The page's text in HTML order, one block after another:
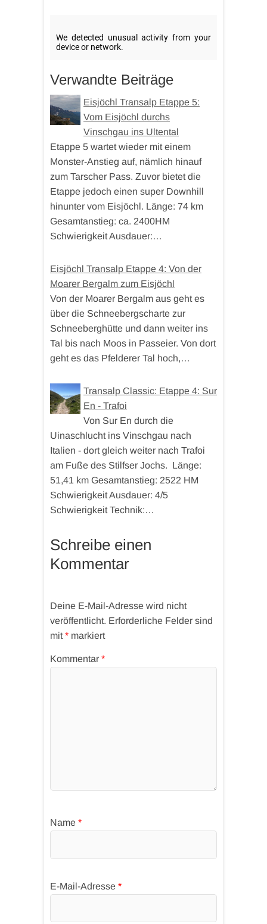
Verwandte Beiträge
Eisjöchl Transalp Etappe 5:
Vom Eisjöchl durchs
Vinschgau ins Ultental
Etappe 5 wartet wieder mit einem
Monster-Anstieg auf, nämlich hinauf
zum Tarscher Pass. Zuvor bietet die
Etappe jedoch einen super Downhill
hinunter vom Eisjöchl. Länge: 74 km
Gesamtanstieg: ca. 2400HM
Schwierigkeit Ausdauer:…
Eisjöchl Transalp Etappe 4: Von der
Moarer Bergalm zum Eisjöchl
Von der Moarer Bergalm aus geht es
über die Schneebergscharte zur
Schneeberghütte und dann weiter ins
Tal bis nach Moos in Passeier. Von dort
geht es das Pfelderer Tal hoch,…
Transalp Classic: Etappe 4: Sur
En - Trafoi
Von Sur En durch die
Uinaschlucht ins Vinschgau nach
Italien - dort gleich weiter nach Trafoi
am Fuße des Stilfser Jochs. Länge:
51,41 km Gesamtanstieg: 2522 HM
Schwierigkeit Ausdauer: 4/5
Schwierigkeit Technik:…
Schreibe einen
Kommentar
Deine E-Mail-Adresse wird nicht
veröffentlicht. Erforderliche Felder sind
mit * markiert
Kommentar *
Name *
E-Mail-Adresse *